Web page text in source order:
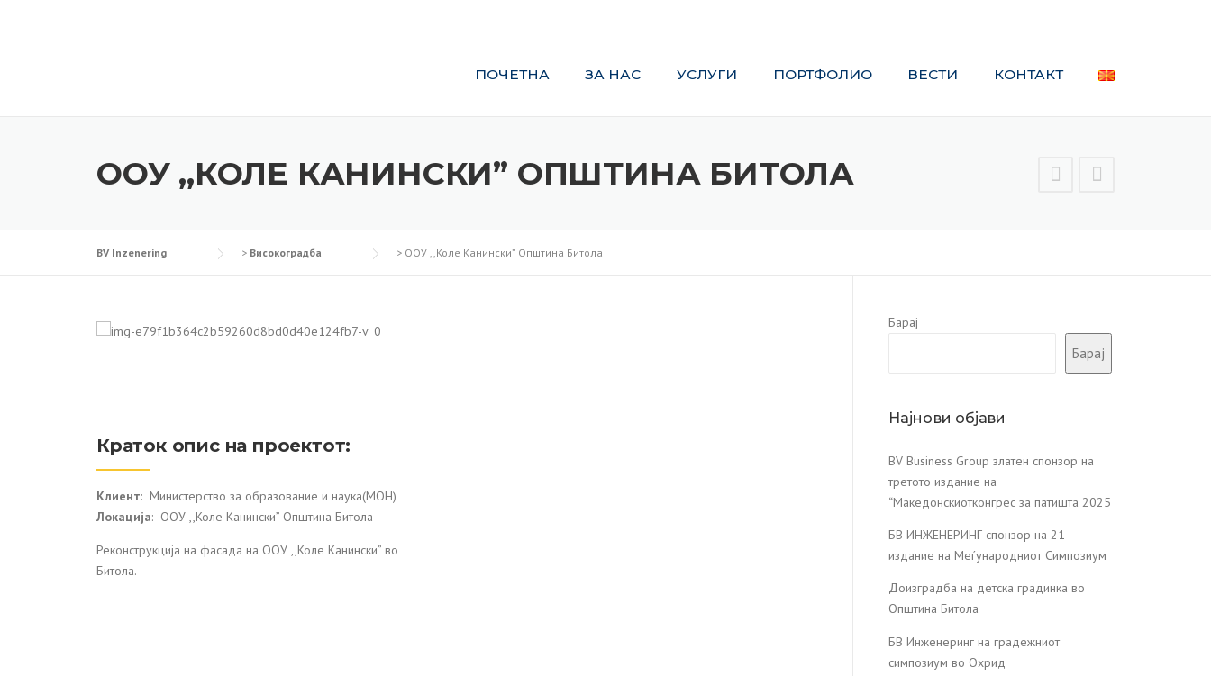
ПОЧЕТНА ЗА НАС УСЛУГИ ПОРТФОЛИО ВЕСТИ КОНТАКТ
ООУ ,,КОЛЕ КАНИНСКИ” ОПШТИНА БИТОЛА
BV Inzenering > Високоградба > ООУ ,,Коле Канински” Општина Битола
Краток опис на проектот:
Клиент: Министерство за образование и наука(МОН)
Локација: ООУ ,,Коле Канински” Општина Битола
Реконструкција на фасада на ООУ ,,Коле Канински” во
Битола.
Барај
Барај
Најнови објави
BV Business Group златен спонзор на
третото издание на
“Македонскиотконгрес за патишта 2025
БВ ИНЖЕНЕРИНГ спонзор на 21
издание на Меѓународниот Симпозиум
Доизградба на детска градинка во
Општина Битола
БВ Инженеринг на градежниот
симпозиум во Охрид